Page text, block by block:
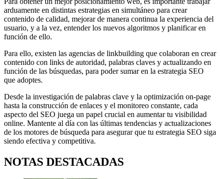
arduamente en distintas estrategias en simultáneo para crear
contenido de calidad, mejorar de manera continua la experiencia del
usuario, y a la vez, entender los nuevos algoritmos y planificar en
función de ello.
Para ello, existen las agencias de linkbuilding que colaboran en crear
contenido con links de autoridad, palabras claves y actualizando en
función de las búsquedas, para poder sumar en la estrategia SEO
que adoptes.
Desde la investigación de palabras clave y la optimización on-page
hasta la construcción de enlaces y el monitoreo constante, cada
aspecto del SEO juega un papel crucial en aumentar tu visibilidad
online. Mantente al día con las últimas tendencias y actualizaciones
de los motores de búsqueda para asegurar que tu estrategia SEO siga
siendo efectiva y competitiva.
NOTAS DESTACADAS